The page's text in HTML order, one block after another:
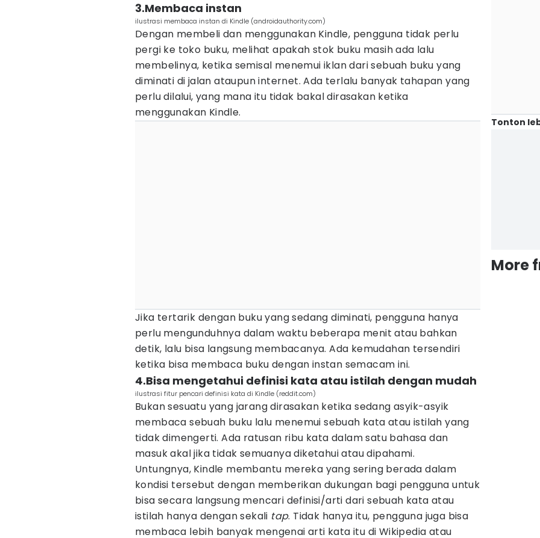
3.Membaca instan
ilustrasi membaca instan di Kindle (androidauthority.com)
Dengan membeli dan menggunakan Kindle, pengguna tidak perlu
pergi ke toko buku, melihat apakah stok buku masih ada lalu
membelinya, ketika semisal menemui iklan dari sebuah buku yang
diminati di jalan ataupun internet. Ada terlalu banyak tahapan yang
perlu dilalui, yang mana itu tidak bakal dirasakan ketika
menggunakan Kindle.
Jika tertarik dengan buku yang sedang diminati, pengguna hanya
perlu mengunduhnya dalam waktu beberapa menit atau bahkan
detik, lalu bisa langsung membacanya. Ada kemudahan tersendiri
ketika bisa membaca buku dengan instan semacam ini.
4.Bisa mengetahui definisi kata atau istilah dengan mudah
ilustrasi fitur pencari definisi kata di Kindle (reddit.com)
Bukan sesuatu yang jarang dirasakan ketika sedang asyik-asyik
membaca sebuah buku lalu menemui sebuah kata atau istilah yang
tidak dimengerti. Ada ratusan ribu kata dalam satu bahasa dan
masuk akal jika tidak semuanya diketahui atau dipahami.
Untungnya, Kindle membantu mereka yang sering berada dalam
kondisi tersebut dengan memberikan dukungan bagi pengguna untuk
bisa secara langsung mencari definisi/arti dari sebuah kata atau
istilah hanya dengan sekali tap. Tidak hanya itu, pengguna juga bisa
membaca lebih banyak mengenai arti kata itu di Wikipedia atau
Tonton
More